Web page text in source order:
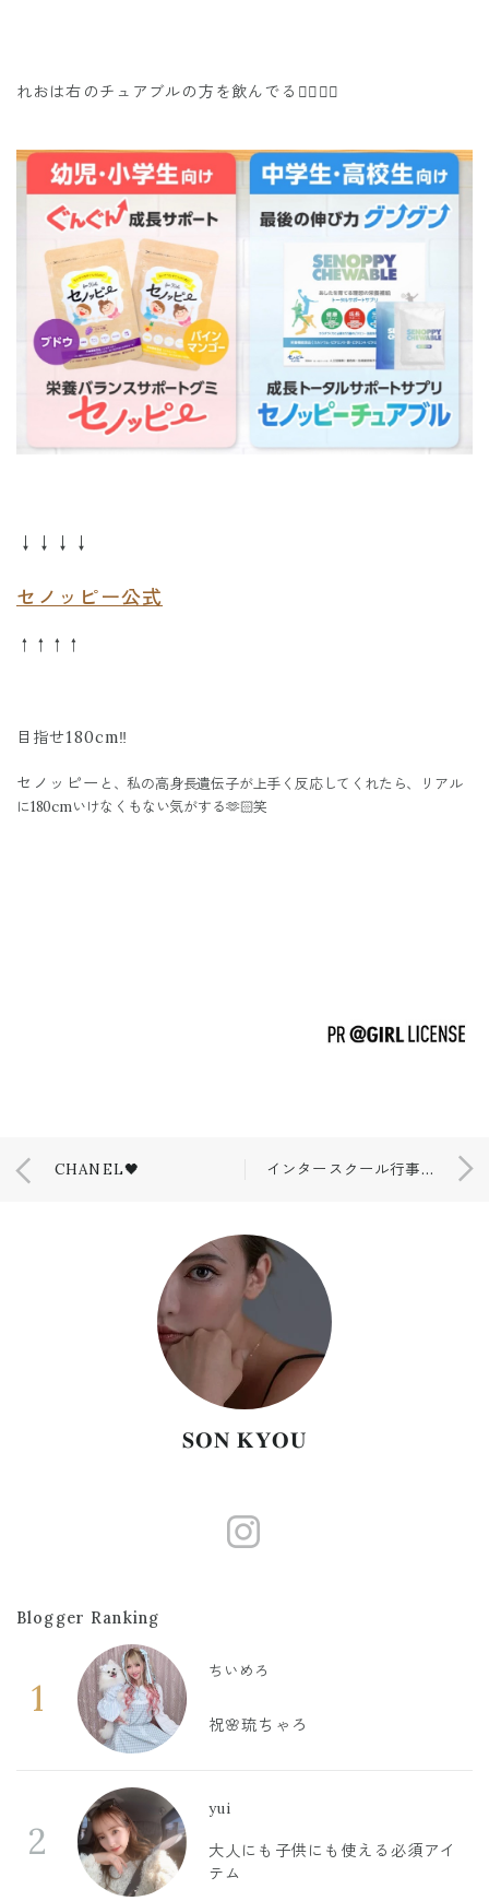
れおは右のチュアブルの方を飲んでる👍🏼👍🏼
↓↓↓↓
セノッピー公式
↑↑↑↑
目指せ180cm‼️
セノッピー と、私の高身長遺伝子が上手く反応してくれたら、リアル
に180cmいけなくもない気がする🫶🏻笑
CHANEL🖤 インタースクール行事👧🏻
𝐒𝐎𝐍 𝐊𝐘𝐎𝐔
Blogger Ranking
1
ちいめろ
祝🌸琉ちゃろ
2
yui
大人にも子供にも使える必須アイ
テム